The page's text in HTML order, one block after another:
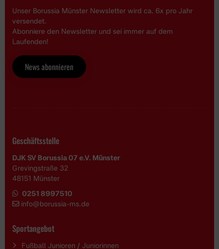
Unser Borussia Münster Newsletter wird ca. 6x pro Jahr
versendet.
Abonniere den Newsletter und sei immer auf dem
Laufenden!
News abonnieren
Geschäftsstelle
DJK SV Borussia 07 e.V. Münster
Grevingstraße 32
48151 Münster
0251 8997510
info@borussia-ms.de
Sportangebot
Fußball Junioren / Juniorinnen